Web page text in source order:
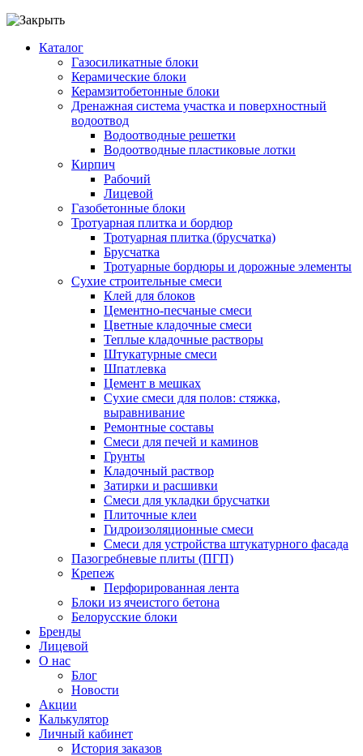
Каталог
Газосиликатные блоки
Керамические блоки
Керамзитобетонные блоки
Дренажная система участка и поверхностный
водоотвод
Водоотводные решетки
Водоотводные пластиковые лотки
Кирпич
Рабочий
Лицевой
Газобетонные блоки
Тротуарная плитка и бордюр
Тротуарная плитка (брусчатка)
Брусчатка
Тротуарные бордюры и дорожные элементы
Сухие строительные смеси
Клей для блоков
Цементно-песчаные смеси
Цветные кладочные смеси
Теплые кладочные растворы
Штукатурные смеси
Шпатлевка
Цемент в мешках
Сухие смеси для полов: стяжка,
выравнивание
Ремонтные составы
Смеси для печей и каминов
Грунты
Кладочный раствор
Затирки и расшивки
Смеси для укладки брусчатки
Плиточные клеи
Гидроизоляционные смеси
Смеси для устройства штукатурного фасада
Пазогребневые плиты (ПГП)
Крепеж
Перфорированная лента
Блоки из ячеистого бетона
Белорусские блоки
Бренды
Лицевой
О нас
Блог
Новости
Акции
Калькулятор
Личный кабинет
История заказов